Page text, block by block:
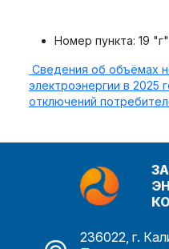
Номер пункта: 19 "г"
Сведения об объёмах
электроэнергии в 2025
отключений
236022, г.